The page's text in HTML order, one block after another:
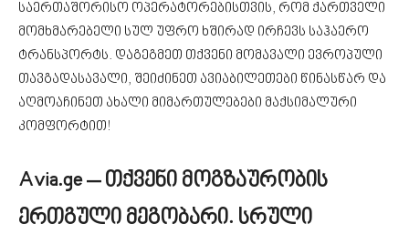
საერთაშორისო ოპერატორებისთვის, რომ ქართველი
მომხმარებელი სულ უფრო ხშირად ირჩევს საჰაერო
ტრანსპორტს. დაგეგმეთ თქვენი მომავალი ევროპული
თავგადასავალი, შეიძინეთ ავიაბილეთები წინასწარ და
აღმოაჩინეთ ახალი მიმართულებები მაქსიმალური
კომფორტით!
Avia.ge – თქვენი მოგზაურობის
ერთგული მეგობარი. სრული